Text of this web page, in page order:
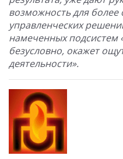
возможность для
управленческих
намеченных подсистем
безусловно, окажет
деятельности».